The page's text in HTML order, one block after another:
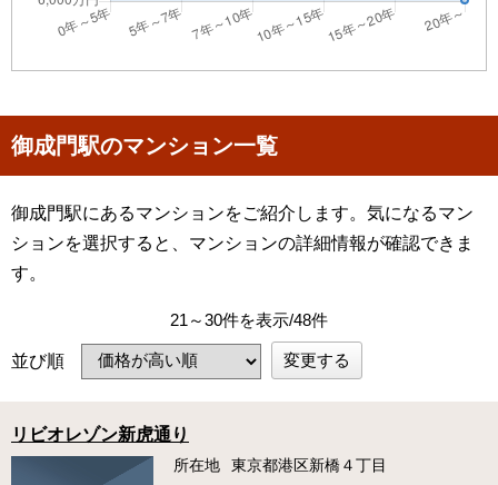
御成門駅のマンション一覧
御成門駅にあるマンションをご紹介します。気になるマン
ションを選択すると、マンションの詳細情報が確認できま
す。
21～30件を表示/48件
並び順 変更する
リビオレゾン新虎通り
所在地
東京都港区新橋４丁目